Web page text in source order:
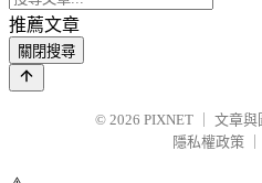
推薦文章
關閉搜尋
© 2026 PIXNET
文章與
隱私權政策